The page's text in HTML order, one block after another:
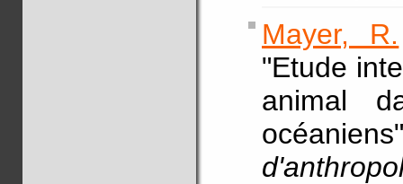
Mayer, R.
"Etude
animal